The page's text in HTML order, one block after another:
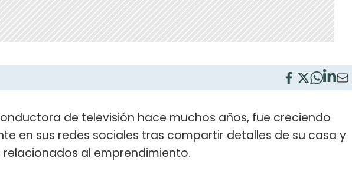
de televisión hace muchos años, fue creciendo
en sus redes sociales tras compartir detalles de su casa y
al emprendimiento.